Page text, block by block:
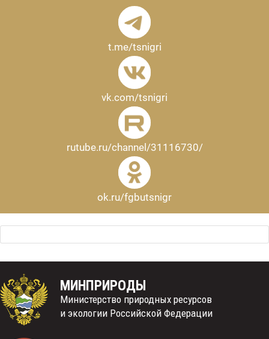
t.me/tsnigri
vk.com/tsnigri
rutube.ru/channel/31116730/
ok.ru/fgbutsnigr
МИНПРИРОДЫ
Министерство природных ресурсов
и экологии Российской Федерации